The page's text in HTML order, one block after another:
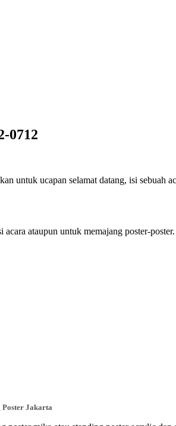
0712
untuk ucapan selamat datang, isi sebuah
ataupun untuk memajang poster-poster.
Poster Jakarta